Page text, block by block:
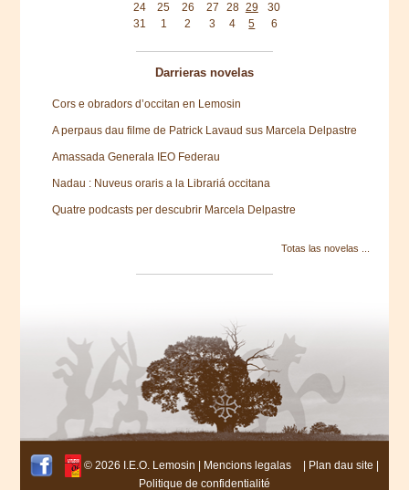
24
25 26 27 28 29
30
31
1 2 3 4 5 6
Darrieras novelas
Cors e obradors d’occitan en Lemosin
A perpaus dau filme de Patrick Lavaud sus Marcela Delpastre
Amassada Generala IEO Federau
Nadau : Nuveus oraris a la Librariá occitana
Quatre podcasts per descubrir Marcela Delpastre
Totas las novelas ...
© 2026 I.E.O. Lemosin | Mencions legalas | Plan dau site |
Politique de confidentialité